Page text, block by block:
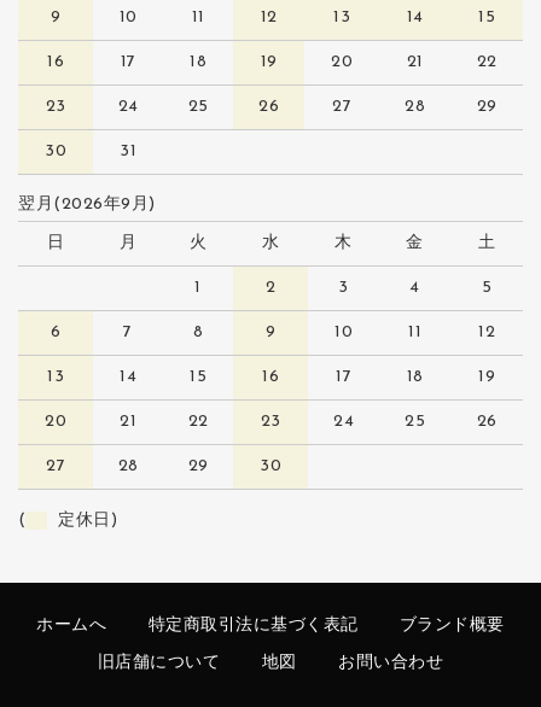
9 10 11 12 13 14 15
16 17 18 19 20 21 22
23 24 25 26 27 28 29
30 31
翌月(2026年9月)
日 月 火 水 木 金 土
1 2 3 4 5
6 7 8 9 10 11 12
13 14 15 16 17 18 19
20 21 22 23 24 25 26
27 28 29 30
( 定休日)
ホームへ 特定商取引法に基づく表記 ブランド概要
旧店舗について 地図 お問い合わせ